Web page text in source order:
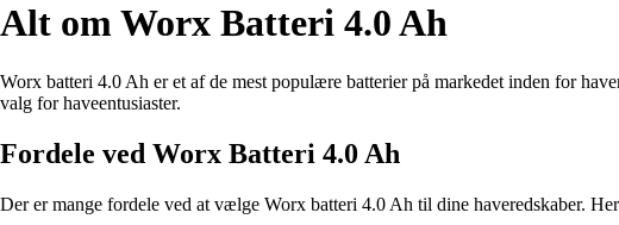
Alt om Worx Batteri 4.0 Ah
Worx batteri 4.0 Ah er et af de mest populære batterier på markedet inden for
valg for haveentusiaster.
Fordele ved Worx Batteri 4.0 Ah
Der er mange fordele ved at vælge Worx batteri 4.0 Ah til dine haveredskaber.